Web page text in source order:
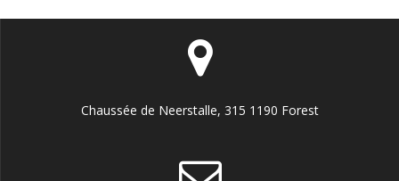
Chaussée de Neerstalle, 315 1190 Forest